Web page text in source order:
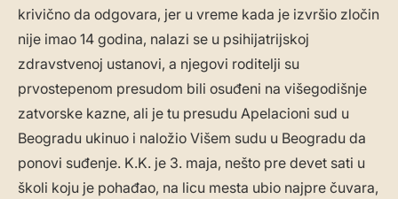
krivično da odgovara, jer u vreme kada je izvršio zločin
nije imao 14 godina, nalazi se u psihijatrijskoj
zdravstvenoj ustanovi, a njegovi roditelji su
prvostepenom presudom bili osuđeni na višegodišnje
zatvorske kazne, ali je tu presudu Apelacioni sud u
Beogradu ukinuo i naložio Višem sudu u Beogradu da
ponovi suđenje. K.K. je 3. maja, nešto pre devet sati u
školi koju je pohađao, na licu mesta ubio najpre čuvara,